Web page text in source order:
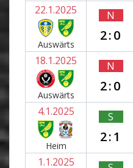
22.1.2025
Auswärts
N
2:0
18.1.2025
Auswärts
N
2:0
4.1.2025
Heim
S
2:1
1.1.2025